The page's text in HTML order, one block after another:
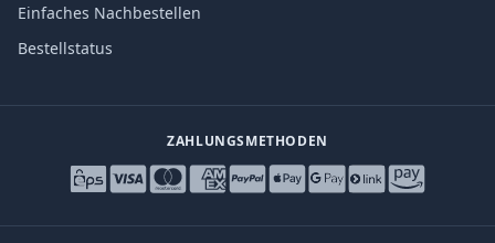
Einfaches Nachbestellen
Bestellstatus
ZAHLUNGSMETHODEN